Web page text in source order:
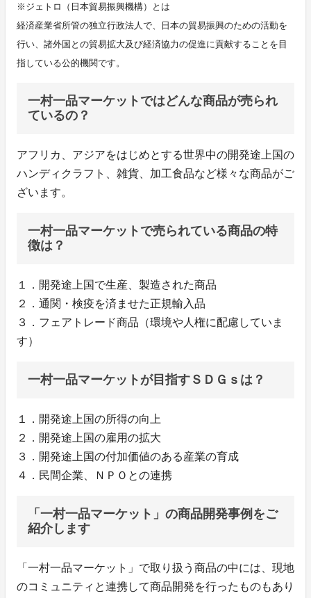
※ジェトロ（日本貿易振興機構）とは
経済産業省所管の独立行政法人で、日本の貿易振興のための活動を
行い、諸外国との貿易拡大及び経済協力の促進に貢献することを目
指している公的機関です。
一村一品マーケットではどんな商品が売られ
ているの？
アフリカ、アジアをはじめとする世界中の開発途上国の
ハンディクラフト、雑貨、加工食品など様々な商品がご
ざいます。
一村一品マーケットで売られている商品の特
徴は？
１．開発途上国で生産、製造された商品
２．通関・検疫を済ませた正規輸入品
３．フェアトレード商品（環境や人権に配慮していま
す）
一村一品マーケットが目指すＳＤＧｓは？
１．開発途上国の所得の向上
２．開発途上国の雇用の拡大
３．開発途上国の付加価値のある産業の育成
４．民間企業、ＮＰＯとの連携
「一村一品マーケット」の商品開発事例をご
紹介します
「⼀村⼀品マーケット」で取り扱う商品の中には、現地
のコミュニティと連携して商品開発を⾏ったものもあり